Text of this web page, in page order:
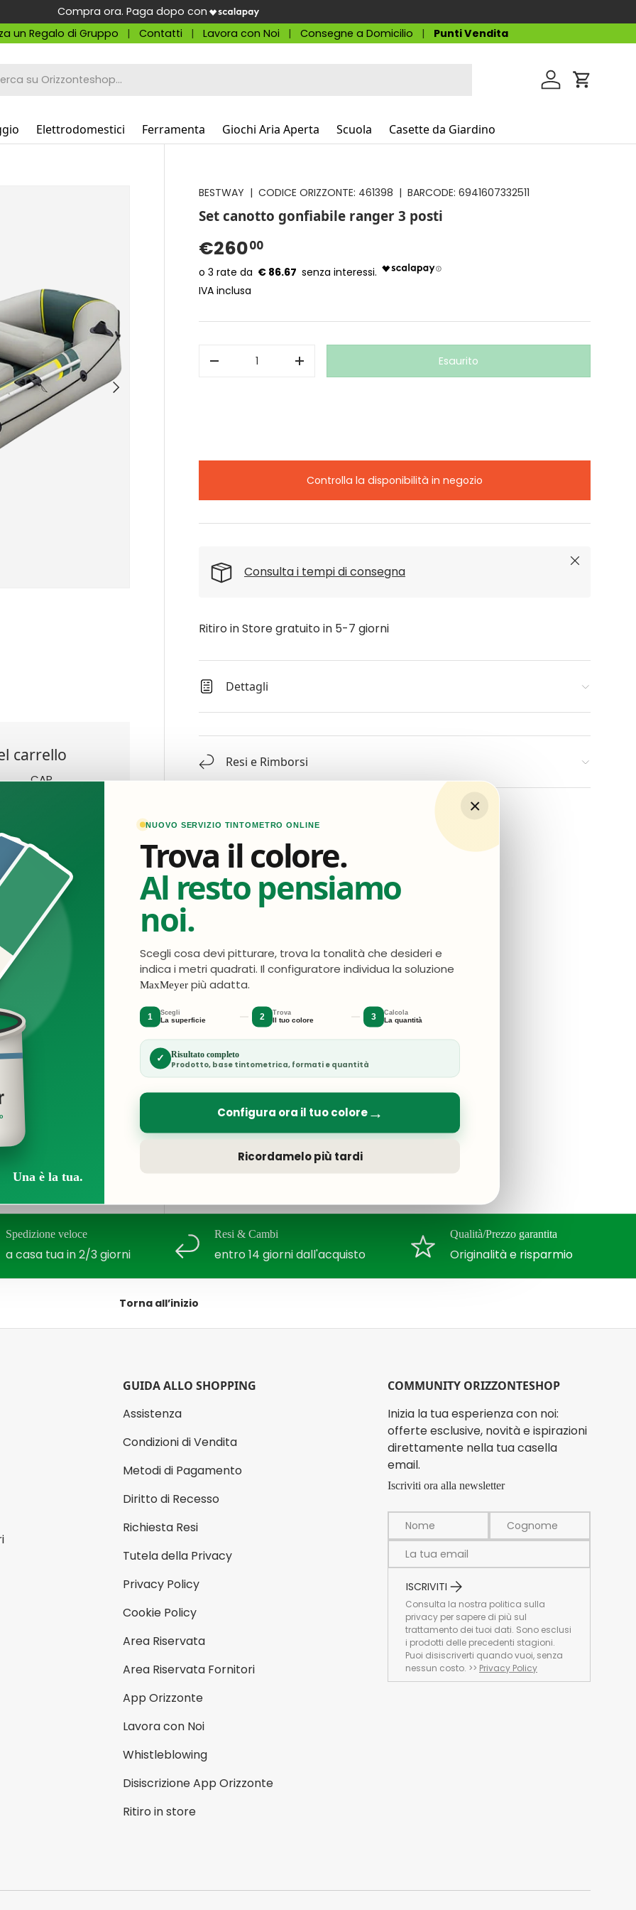
Compra ora. Paga dopo con
un Regalo di Gruppo Contatti Lavora con Noi Consegne a Domicilio Punti Vendita
AccediCarrello
Elettrodomestici Ferramenta Giochi Aria Aperta Scuola Casette da Giardino
Avanti
galleria
BESTWAY | CODICE ORIZZONTE: 461398 | BARCODE: 6941607332511
Set canotto gonfiabile ranger 3 posti
€26000
€ 86.67
IVA inclusa
-
+ Esaurito
Controlla la disponibilità in negozio
Consulta i tempi di consegna
Chiudi
Ritiro in Store gratuito in 5-7 giorni
Dettagli
Resi e Rimborsi
carrello
CAP
in modo
né
bonifico le
Spedizione veloce
a casa tua in 2/3 giorni
Resi & Cambi
entro 14 giorni dall'acquisto
Qualità/Prezzo garantita
Originalità e risparmio
Torna all’inizio
GUIDA ALLO SHOPPING
Assistenza
Condizioni di Vendita
Metodi di Pagamento
Diritto di Recesso
Richiesta Resi
Tutela della Privacy
Privacy Policy
Cookie Policy
Area Riservata
Area Riservata Fornitori
App Orizzonte
Lavora con Noi
Whistleblowing
Disiscrizione App Orizzonte
Ritiro in store
COMMUNITY ORIZZONTESHOP
Inizia la tua esperienza con noi:
offerte esclusive, novità e ispirazioni
direttamente nella tua casella
email.
Iscriviti ora alla newsletter
Email
ISCRIVITI
Consulta la nostra politica sulla
privacy per sapere di più sul
trattamento dei tuoi dati. Sono esclusi
i prodotti delle precedenti stagioni.
Puoi disiscriverti quando vuoi, senza
nessun costo. >> Privacy Policy
×
Una è la tua.
NUOVO SERVIZIO TINTOMETRO ONLINE
Trova il colore.
Al resto pensiamo
noi.
Scegli cosa devi pitturare, trova la tonalità che desideri e
indica i metri quadrati. Il configuratore individua la soluzione
MaxMeyer più adatta.
1 Scegli
La superficie 2 Trova
Il tuo colore 3 Calcola
La quantità
✓ Risultato completo
Prodotto, base tintometrica, formati e quantità
Configura ora il tuo colore→
Ricordamelo più tardi